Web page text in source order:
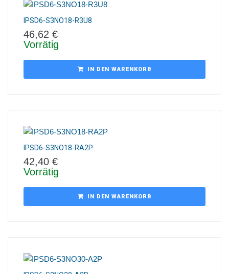
IPSD6-S3NO18-R3U8
46,62 €
Vorrätig
IN DEN WARENKORB
IPSD6-S3NO18-RA2P
42,40 €
Vorrätig
IN DEN WARENKORB